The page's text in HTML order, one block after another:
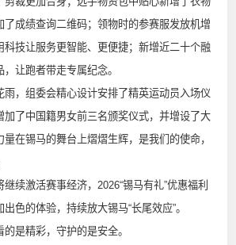
了成绩查询二维码；领物时的参赛服发放机增
科技让服务更智能、更便捷；新增近二十个融
让跑者带走专属纪念。
，组委会精心设计安排了精英运动员入场仪
加了中国籍男女前三名颁奖仪式，并增设了大
在锡马的舞台上熠熠生辉，是我们的使命，
激活赛事经济，2026“锡马有礼”优惠福利
色的体验，持续放大锡马“长尾效应”。
是精彩，守护的是安全。